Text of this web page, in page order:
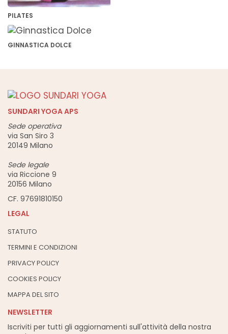
PILATES
GINNASTICA DOLCE
SUNDARI YOGA APS
Sede operativa
via San Siro 3
20149 Milano
Sede legale
via Riccione 9
20156 Milano
CF. 97691810150
LEGAL
STATUTO
TERMINI E CONDIZIONI
PRIVACY POLICY
COOKIES POLICY
MAPPA DEL SITO
NEWSLETTER
Iscriviti per tutti gli aggiornamenti sull'attività della nostra